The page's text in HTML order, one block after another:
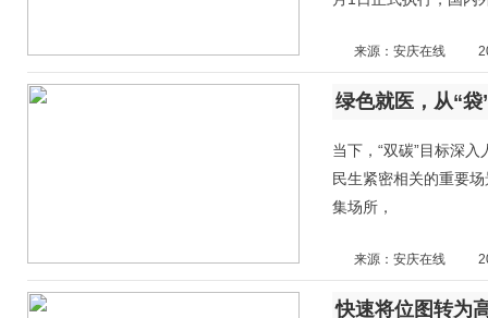
来源：安庆在线
当下，“双碳”目标深
民生紧密相关的重要
集场所，
来源：安庆在线